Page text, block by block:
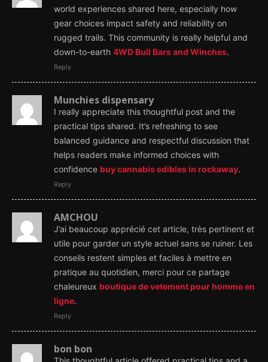
world experiences shared here, especially how
gear choices impact safety and reliability on
rugged trails. This community is really helpful and
down-to-earth 4WD Bull Bars and Winches.
Reply
Munchies dispensary
I really appreciate this thoughtful post and the
practical tips shared. It’s refreshing to see
balanced guidance and respectful discussion that
helps readers make informed choices with
confidence buy cannabis edibles in rockaway.
Reply
AMCHOU
J’ai beaucoup apprécié cet article, très pertinent et
utile pour garder un style actuel sans se ruiner. Les
conseils restent simples et faciles à mettre en
pratique au quotidien, merci pour ce partage
chaleureux boutique de vetement pour homme en
ligne.
Reply
bon bon